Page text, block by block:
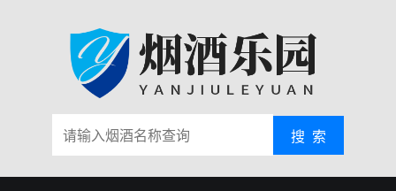
搜 索